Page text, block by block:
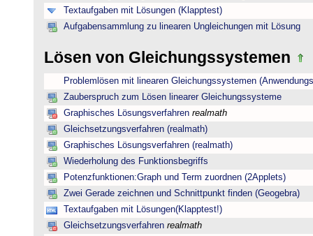
Textaufgaben mit Lösungen (Klapptest)
Aufgabensammlung zu linearen Ungleichungen mit Lösung
Lösen von Gleichungssystemen
Problemlösen mit linearen Gleichungssystemen
Zauberspruch zum Lösen linearer Gleichungssysteme
Graphisches Lösungsverfahren realmath
Gleichsetzungsverfahren (realmath)
Graphisches Lösungsverfahren (realmath)
Wiederholung des Funktionsbegriffs
Potenzfunktionen:Graph und Term zuordnen (2Applets)
Zwei Gerade zeichnen und Schnittpunkt finden (Geogebra)
Textaufgaben mit Lösungen(Klapptest!)
Gleichsetzungsverfahren realmath